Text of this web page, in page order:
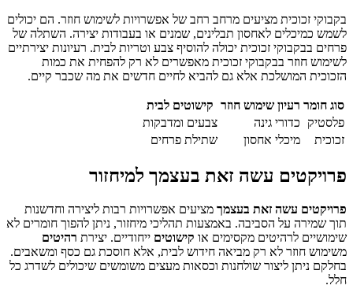
בקבוקי זכוכית מציעים מרחב רחב של אפשרויות לשימוש חוזר. הם יכולים
לשמש כמיכלים לאחסון תבלינים, שמנים או בעבודות יצירה. השתלה של
פרחים בבקבוקי זכוכית יכולה להוסיף צבע וטריות לבית. רעיונות יצירתיים
לשימוש חוזר בבקבוקי זכוכית מאפשרים לא רק להפחית את כמות
הזכוכית המושלכת אלא גם להביא לחיים חדשים את מה שכבר קיים.
סוג חומר רעיון שימוש חוזר קישוטים לבית
פלסטיק
כדורי גינה
צבעים ומדבקות
זכוכית
מיכלי אחסון שתילת פרחים
פרויקטים עשה זאת בעצמך למיחזור
פרויקטים עשה זאת בעצמך מציעים אפשרויות רבות ליצירה וחדשנות
תוך שמירה על הסביבה. באמצעות תהליכי מיחזור, ניתן להפוך חומרים לא
שימושיים לרהיטים מקסימים או קישוטים ייחודיים. יצירת רהיטים
משימוש חוזר לא רק מביאה חידוש לבית, אלא חוסכת גם כסף ומשאבים.
בחלקם ניתן ליצור שולחנות וכסאות מעצים משומשים שיכולים לשדרג כל
חלל.